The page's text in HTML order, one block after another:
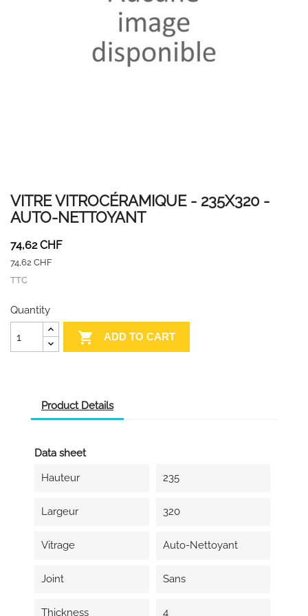
VITRE VITROCÉRAMIQUE - 235X320 -
AUTO-NETTOYANT
74,62 CHF
74,62 CHF
TTC
Quantity
 ADD TO CART
Product Details
Data sheet
Hauteur
235
Largeur 320
Vitrage Auto-Nettoyant
Joint Sans
Thickness 4